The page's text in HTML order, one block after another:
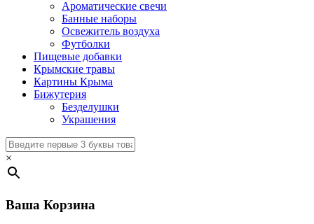
Ароматические свечи
Банные наборы
Освежитель воздуха
Футболки
Пищевые добавки
Крымские травы
Картины Крыма
Бижутерия
Безделушки
Украшения
×
Ваша Корзина